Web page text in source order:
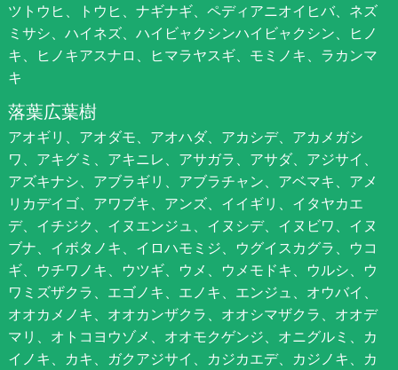
ツトウヒ、トウヒ、ナギナギ、ペディアニオイヒバ、ネズ
ミサシ、ハイネズ、ハイビャクシンハイビャクシン、ヒノ
キ、ヒノキアスナロ、ヒマラヤスギ、モミノキ、ラカンマ
キ
落葉広葉樹
アオギリ、アオダモ、アオハダ、アカシデ、アカメガシ
ワ、アキグミ、アキニレ、アサガラ、アサダ、アジサイ、
アズキナシ、アブラギリ、アブラチャン、アベマキ、アメ
リカデイゴ、アワブキ、アンズ、イイギリ、イタヤカエ
デ、イチジク、イヌエンジュ、イヌシデ、イヌビワ、イヌ
ブナ、イボタノキ、イロハモミジ、ウグイスカグラ、ウコ
ギ、ウチワノキ、ウツギ、ウメ、ウメモドキ、ウルシ、ウ
ワミズザクラ、エゴノキ、エノキ、エンジュ、オウバイ、
オオカメノキ、オオカンザクラ、オオシマザクラ、オオデ
マリ、オトコヨウゾメ、オオモクゲンジ、オニグルミ、カ
イノキ、カキ、ガクアジサイ、カジカエデ、カジノキ、カ